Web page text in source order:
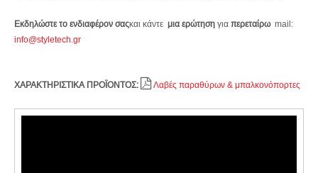
Εκδηλώστε το ενδιαφέρον σαςκαι κάντε μια ερώτηση για περεταίρωmail:
info@styletech.gr
ΧΑΡΑΚΤΗΡΙΣΤΙΚΑ ΠΡΟΪΟΝΤΟΣ: Λαβές παραθύρων & μπαλκονόπορτες